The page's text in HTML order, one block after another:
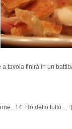
tavola finirà in un
Ho detto tutto.... :)